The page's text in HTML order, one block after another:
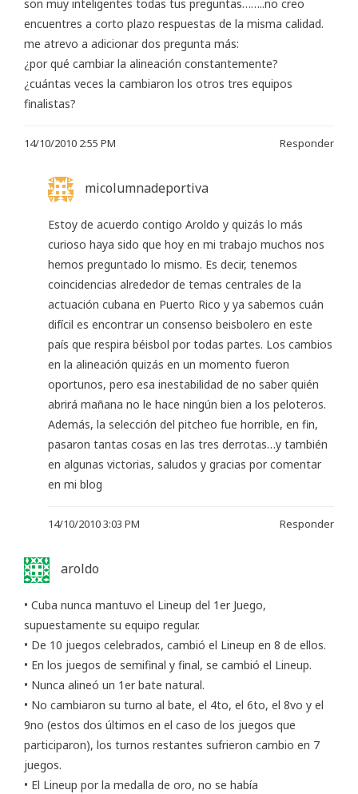
son muy inteligentes todas tus preguntas……..no creo
encuentres a corto plazo respuestas de la misma calidad.
me atrevo a adicionar dos pregunta más:
¿por qué cambiar la alineación constantemente?
¿cuántas veces la cambiaron los otros tres equipos
finalistas?
14/10/2010 2:55 PM Responder
micolumnadeportiva
Estoy de acuerdo contigo Aroldo y quizás lo más
curioso haya sido que hoy en mi trabajo muchos nos
hemos preguntado lo mismo. Es decir, tenemos
coincidencias alrededor de temas centrales de la
actuación cubana en Puerto Rico y ya sabemos cuán
difícil es encontrar un consenso beisbolero en este
país que respira béisbol por todas partes. Los cambios
en la alineación quizás en un momento fueron
oportunos, pero esa inestabilidad de no saber quién
abrirá mañana no le hace ningún bien a los peloteros.
Además, la selección del pitcheo fue horrible, en fin,
pasaron tantas cosas en las tres derrotas…y también
en algunas victorias, saludos y gracias por comentar
en mi blog
14/10/2010 3:03 PM Responder
aroldo
• Cuba nunca mantuvo el Lineup del 1er Juego,
supuestamente su equipo regular.
• De 10 juegos celebrados, cambió el Lineup en 8 de ellos.
• En los juegos de semifinal y final, se cambió el Lineup.
• Nunca alineó un 1er bate natural.
• No cambiaron su turno al bate, el 4to, el 6to, el 8vo y el
9no (estos dos últimos en el caso de los juegos que
participaron), los turnos restantes sufrieron cambio en 7
juegos.
• El Lineup por la medalla de oro, no se había